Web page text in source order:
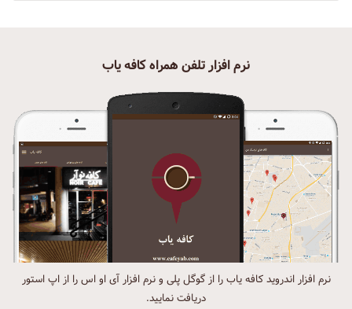
نرم افزار تلفن همراه کافه یاب
نرم افزار اندروید کافه یاب را از گوگل پلی و نرم افزار آی او اس را از اپ استور
دریافت نمایید.